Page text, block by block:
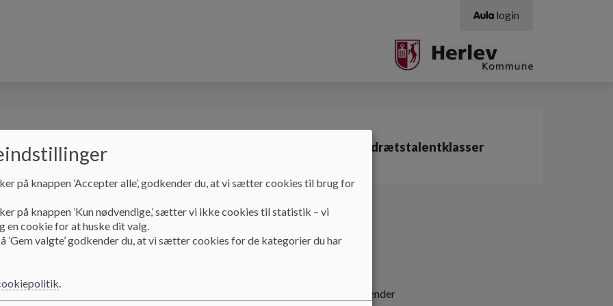
login
Vores skole Idrætstalentklasser
rettighedsskole
certificeret som en Unicef Rettighedsskole. Det betyder at alle elever kender
på knappen ’Accepter alle’, godkender du, at vi sætter cookies til brug for
på knappen ’Kun nødvendige,’ sætter vi ikke cookies til statistik – vi
en cookie for at huske dit valg.
’Gem valgte’ godkender du, at vi sætter cookies for de kategorier du har
.